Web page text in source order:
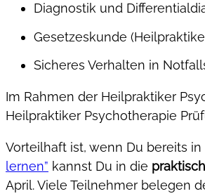
Diagnostik und
Gesetzeskunde
Sicheres Verhalten in
Im Rahmen der Heilpraktiker
Heilpraktiker Psychotherapie
Vorteilhaft ist, wenn Du bereits
lernen” kannst Du in die
April. Viele Teilnehmer belegen